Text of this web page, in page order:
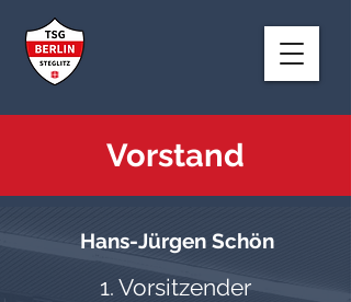
Vorstand
Hans-Jürgen Schön
1. Vorsitzender